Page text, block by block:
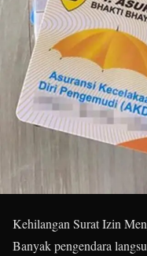
Kehilangan Surat Izin
Banyak pengendara